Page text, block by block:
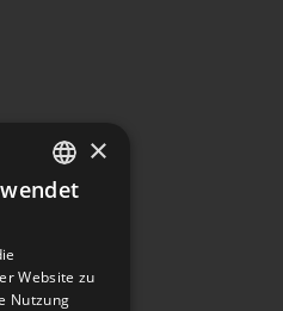
CZECH
GERMAN
×
Website zu
Nutzung